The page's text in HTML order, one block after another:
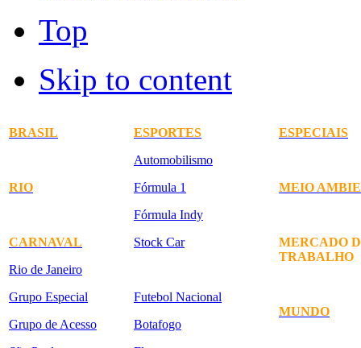
Top
Skip to content
BRASIL
RIO
CARNAVAL
Rio de Janeiro
Grupo Especial
Grupo de Acesso
ESPORTES
Automobilismo
Fórmula 1
Fórmula Indy
Stock Car
Futebol Nacional
Botafogo
ESPECIAIS
MEIO
MERCADO
TRABALHO
MUNDO